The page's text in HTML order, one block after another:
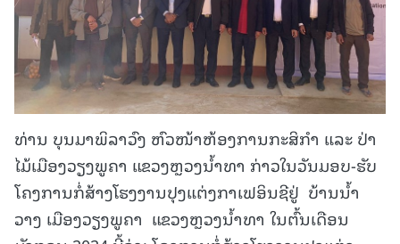
ທ່ານ ບຸນມາພິລາວົງ ຫົວໜ້າຫ້ອງການກະສິກໍາ ແລະ ປ່າ
ໄມ້ເມືອງວຽງພູຄາ ແຂວງຫຼວງນໍ້າທາ ກ່າວໃນວັນມອບ-ຮັບ
ໂຄງການກໍ່ສ້າງໂຮງງານປຸງແຕ່ງກາເຟອິນຊີຢູ່ ບ້ານນ້ຳ
ວາງ ເມືອງວຽງພູຄາ ແຂວງຫຼວງນໍ້າທາ ໃນຕົ້ນເດືອນ